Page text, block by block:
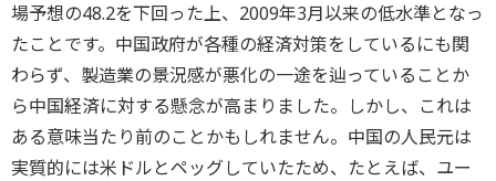
場予想の48.2を下回った上、2009年3月以来の低水準となっ
たことです。中国政府が各種の経済対策をしているにも関
わらず、製造業の景況感が悪化の一途を辿っていることか
ら中国経済に対する懸念が高まりました。しかし、これは
ある意味当たり前のことかもしれません。中国の人民元は
実質的には米ドルとペッグしていたため、たとえば、ユー